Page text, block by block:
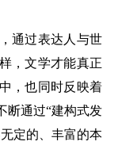
通过表达人与世
，文学才能真正
，也同时反映着
断通过“建构式发
定的、丰富的本